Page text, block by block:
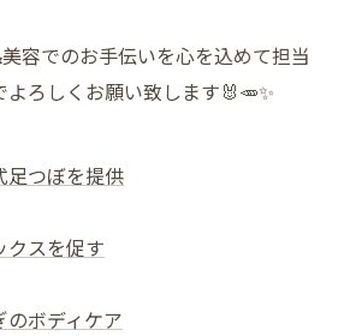
容でのお手伝いを心を込めて担当
ろしくお願い致します🐰🥕✨
足つぼを提供
クスを促す
のボディケア